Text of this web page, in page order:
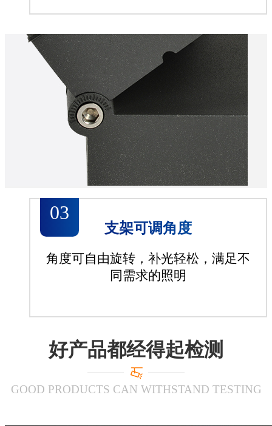
03
支架可调角度
角度可自由旋转，补光轻松，满足不
同需求的照明
好产品都经得起检测
GOOD PRODUCTS CAN WITHSTAND TESTING